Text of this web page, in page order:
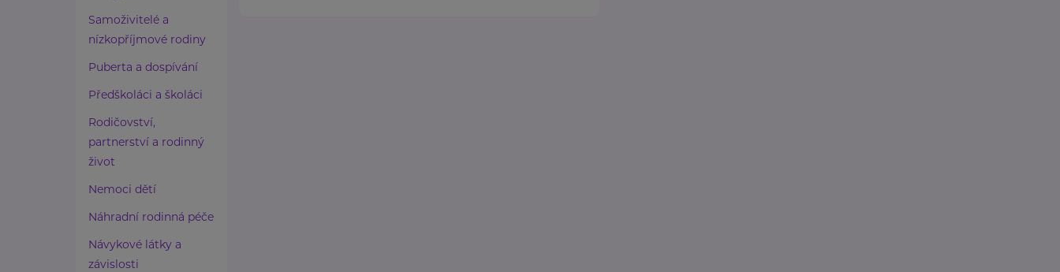
Samoživitelé a
nízkopříjmové rodiny
Puberta a dospívání
Předškoláci a školáci
Rodičovství,
partnerství a rodinný
život
Nemoci dětí
Náhradní rodinná péče
Návykové látky a
závislosti